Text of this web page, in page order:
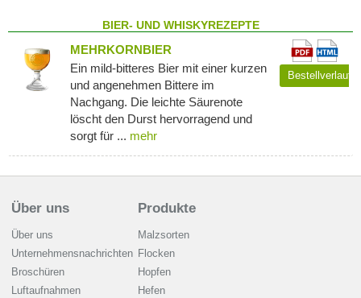
BIER- UND WHISKYREZEPTE
MEHRKORNBIER
Ein mild-bitteres Bier mit einer kurzen
und angenehmen Bittere im
Nachgang. Die leichte Säurenote
löscht den Durst hervorragend und
sorgt für ... mehr
Bestellverlauf
Über uns
Über uns
Unternehmensnachrichten
Broschüren
Luftaufnahmen
Produkte
Malzsorten
Flocken
Hopfen
Hefen